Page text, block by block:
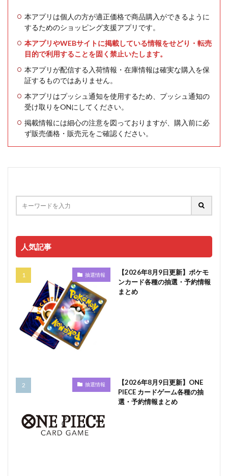
本アプリは個人の方が適正価格で商品購入ができるように
するためのショッピング支援アプリです。
本アプリやWEBサイトに掲載している情報をせどり・転売
目的で利用することを固く禁止いたします。
本アプリが配信する入荷情報・在庫情報は確実な購入を保
証するものではありません。
本アプリはプッシュ通知を使用するため、プッシュ通知の
受け取りをONにしてください。
掲載情報には細心の注意を図っておりますが、購入前に必
ず販売価格・販売元をご確認ください。
人気記事
抽選情報
【2026年8月9日更新】ポケモ
ンカード各種の抽選・予約情報
まとめ
抽選情報
【2026年8月9日更新】ONE
PIECE カードゲーム各種の抽
選・予約情報まとめ